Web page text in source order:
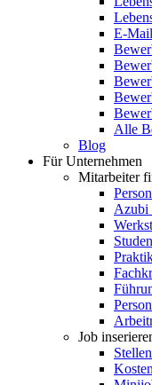
E-
Alle
Blog
Für Unternehmen
Mitarbeiter
Azubi
Job